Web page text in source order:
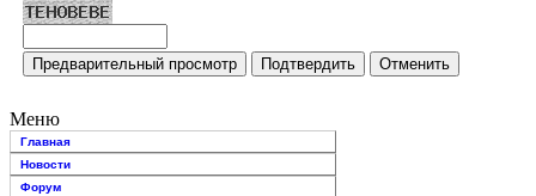
Меню
Главная
Новости
Форум